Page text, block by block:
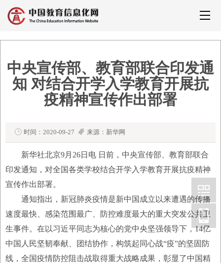
中央宣传部、教育部联合印发通
知 对结合开学入学教育开展抗
疫精神宣传作出部署
时间：2020-09-27 来源：新华网
新华社北京9月26日电 日前，中央宣传部、教育部联合
印发通知，对全国各类学校结合开学入学教育开展抗疫精神
宣传作出部署。
通知指出，新冠肺炎疫情是新中国成立以来遭遇的传播
速度最快、感染范围最广、防控难度最大的重大突发公共卫
生事件。在以习近平同志为核心的党中央坚强领导下，14亿
中国人民坚韧奉献、团结协作，构筑起同心战“疫”的坚固防
线，全国疫情防控阻击战取得重大战略成果，彰显了中国精